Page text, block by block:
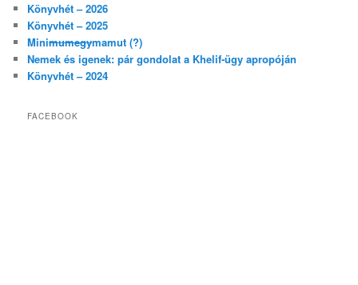
Könyvhét – 2026
Könyvhét – 2025
Minimumegymamut (?)
Nemek és igenek: pár gondolat a Khelif-ügy apropóján
Könyvhét – 2024
FACEBOOK